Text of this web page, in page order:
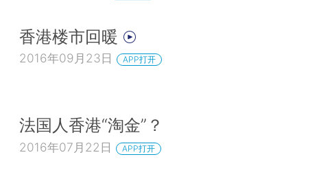
香港楼市回暖
2016年09月23日 APP打开
法国人香港“淘金”？
2016年07月22日 APP打开